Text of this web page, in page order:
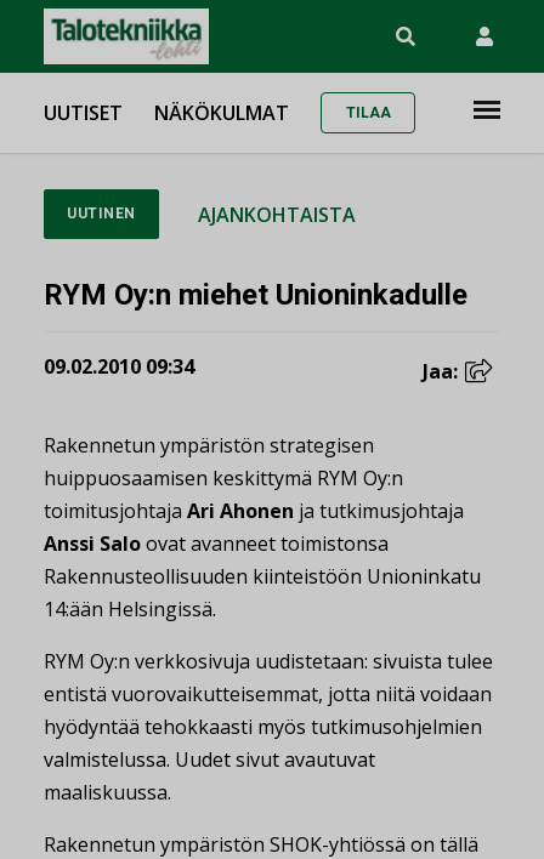
UUTISET NÄKÖKULMAT TILAA
UUTINEN AJANKOHTAISTA
RYM Oy:n miehet Unioninkadulle
09.02.2010 09:34 Jaa:
Rakennetun ympäristön strategisen
huippuosaamisen keskittymä RYM Oy:n
toimitusjohtaja Ari Ahonen ja tutkimusjohtaja
Anssi Saloovat avanneet toimistonsa
Rakennusteollisuuden kiinteistöön Unioninkatu
14:ään Helsingissä.
RYM Oy:n verkkosivuja uudistetaan: sivuista tulee
entistä vuorovaikutteisemmat, jotta niitä voidaan
hyödyntää tehokkaasti myös tutkimusohjelmien
valmistelussa. Uudet sivut avautuvat
maaliskuussa.
Rakennetun ympäristön SHOK-yhtiössä on tällä